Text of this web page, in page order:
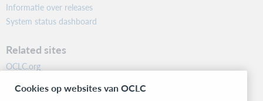
Informatie over releases
System status dashboard
Related sites
OCLC.org
Community
Cookies op websites van OCLC